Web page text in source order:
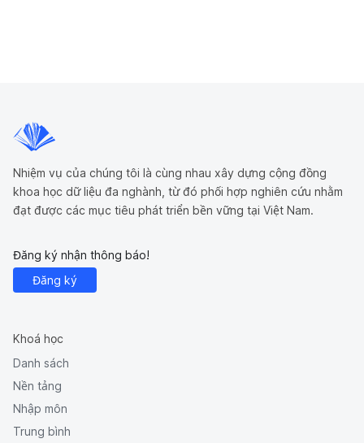
Nhiệm vụ của chúng tôi là cùng nhau xây dựng cộng đồng
khoa học dữ liệu đa nghành, từ đó phối hợp nghiên cứu nhằm
đạt được các mục tiêu phát triển bền vững tại Việt Nam.
Đăng ký nhận thông báo!
Đăng ký
Khoá học
Danh sách
Nền tảng
Nhập môn
Trung bình